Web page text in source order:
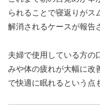
られることで寝返りがス
解消されるケースが報告
夫婦で使用している方の
みや体の疲れが大幅に改
で快適に眠れるという点